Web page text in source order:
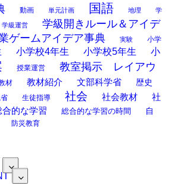
動画 単元計画 国語 地理 学
学級運営
学級開きルール＆アイデ
ゲームアイデア事典 実験
小学
小学校4年生 小学校5年生
小
授業運営
教室掲示 レイアウ
材 教材紹介 文部科学省 歴史
生徒指導 社会 社会教材
社
合的な学習 総合的な学習の時間
自
防災教育